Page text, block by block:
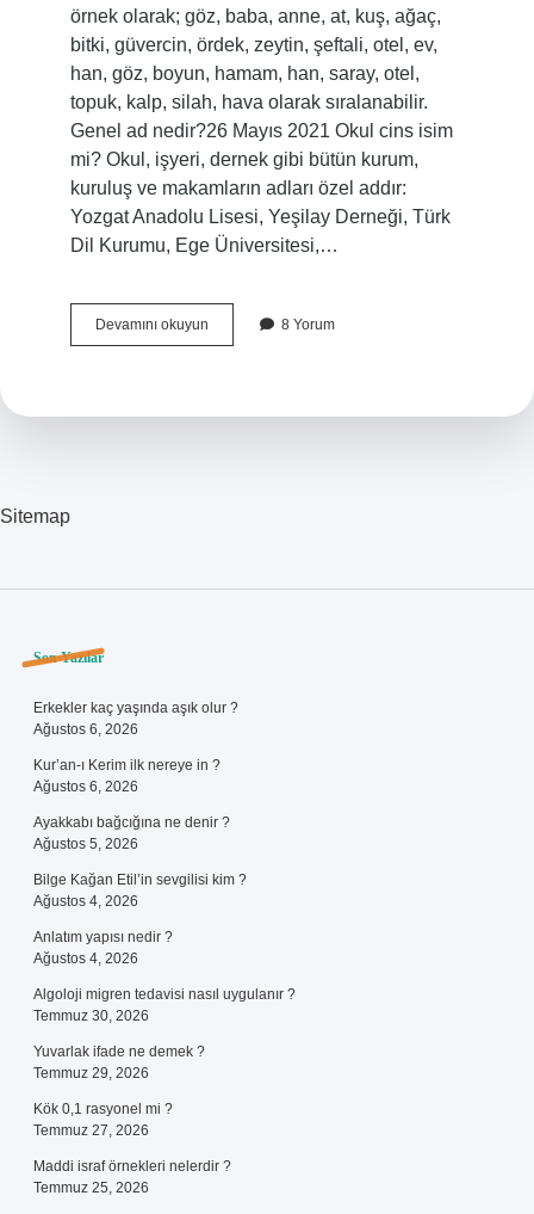
örnek olarak; göz, baba, anne, at, kuş, ağaç,
bitki, güvercin, ördek, zeytin, şeftali, otel, ev,
han, göz, boyun, hamam, han, saray, otel,
topuk, kalp, silah, hava olarak sıralanabilir.
Genel ad nedir?26 Mayıs 2021 Okul cins isim
mi? Okul, işyeri, dernek gibi bütün kurum,
kuruluş ve makamların adları özel addır:
Yozgat Anadolu Lisesi, Yeşilay Derneği, Türk
Dil Kurumu, Ege Üniversitesi,…
Devamını okuyunUçak
Cins
8 Yorum
Sitemap
Sidebar
Son Yazılar
Erkekler kaç yaşında aşık olur ?
Ağustos 6, 2026
Kur’an-ı Kerim ilk nereye in ?
Ağustos 6, 2026
Ayakkabı bağcığına ne denir ?
Ağustos 5, 2026
Bilge Kağan Etil’in sevgilisi kim ?
Ağustos 4, 2026
Anlatım yapısı nedir ?
Ağustos 4, 2026
Algoloji migren tedavisi nasıl uygulanır ?
Temmuz 30, 2026
Yuvarlak ifade ne demek ?
Temmuz 29, 2026
Kök 0,1 rasyonel mi ?
Temmuz 27, 2026
Maddi israf örnekleri nelerdir ?
Temmuz 25, 2026